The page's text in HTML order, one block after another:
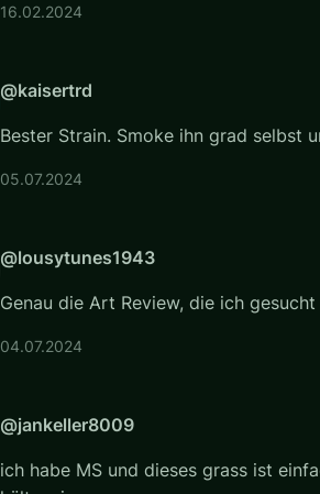
16.02.2024
@kaisertrd
Bester Strain. Smoke ihn grad selbst
05.07.2024
@lousytunes1943
Genau die Art Review, die ich
04.07.2024
@jankeller8009
ich habe MS und dieses grass ist